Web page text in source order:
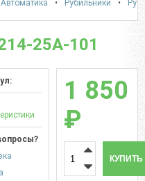
Автоматика • Рубильники •
25A-101
1 850
₽
КУПИТЬ